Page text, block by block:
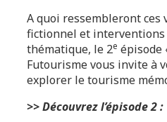
A quoi ressembleront ces
fictionnel et interventions
thématique, le 2e épisode
Futourisme vous invite à
explorer le tourisme
>> Découvrez l’épisode 2 :